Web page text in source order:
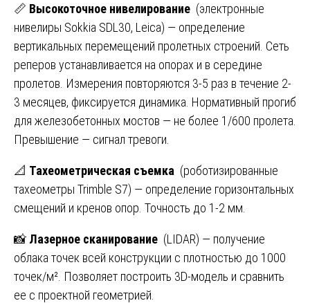
📏 Высокоточное нивелирование (электронные
нивелиры Sokkia SDL30, Leica) — определение
вертикальных перемещений пролетных строений. Сеть
реперов устанавливается на опорах и в середине
пролетов. Измерения повторяются 3-5 раз в течение 2-
3 месяцев, фиксируется динамика. Нормативный прогиб
для железобетонных мостов — не более 1/600 пролета.
Превышение — сигнал тревоги.
📐 Тахеометрическая съемка (роботизированные
тахеометры Trimble S7) — определение горизонтальных
смещений и кренов опор. Точность до 1-2 мм.
📸 Лазерное сканирование (LIDAR) — получение
облака точек всей конструкции с плотностью до 1000
точек/м². Позволяет построить 3D-модель и сравнить
ее с проектной геометрией.